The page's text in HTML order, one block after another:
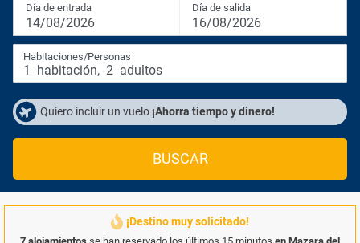
Día de entrada
14/08/2026
Día de salida
16/08/2026
Habitaciones/Personas
1 habitación, 2 adultos
Quiero incluir un vuelo ¡Ahorra tiempo y dinero!
BUSCAR
¡Destino muy solicitado!